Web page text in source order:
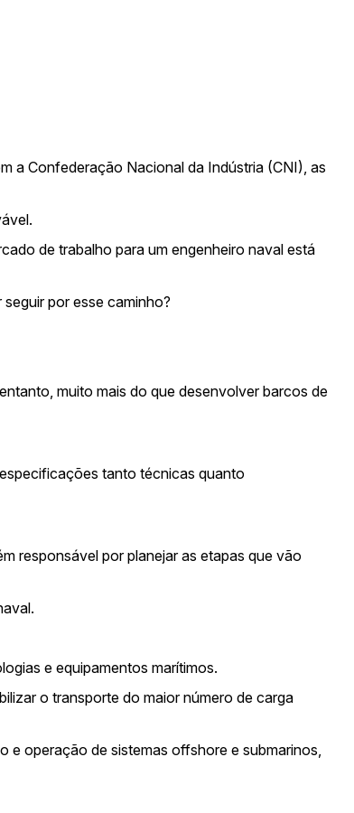
a Confederação Nacional da Indústria (CNI) , as
de trabalho para um engenheiro naval está
por esse caminho?
muito mais do que desenvolver barcos de
tanto técnicas quanto
responsável por planejar as etapas que vão
e equipamentos marítimos.
o transporte do maior número de carga
e operação de sistemas offshore e submarinos,